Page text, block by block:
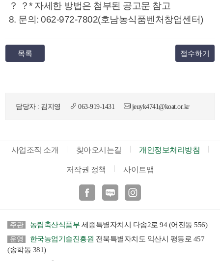
？ ？* 자세한 방법은 첨부된 공고문 참고
8. 문의: 062-972-7802(호남농식품벤처창업센터)
목록 접수하기
담당자 : 김지영 063-919-1431 jeuyk4741@koat.or.kr
사업조직 소개 찾아오시는길 개인정보처리방침
저작권 정책 사이트맵
인스타
주관 농림축산식품부 세종특별자치시 다솜2로 94 (어진동 556)
운영 한국농업기술진흥원 전북특별자치도 익산시 평동로 457
(송학동 381)